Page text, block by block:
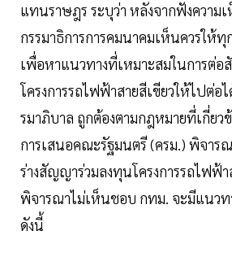
แทนราษฎร ระบุว่า หลังจากฟังความ
กรรมาธิการการคมนาคมเห็นควรให้
เพื่อหาแนวทางที่เหมาะสมในการต่
โครงการรถไฟฟ้าสายสีเขียวให้ไปต่อ
รมาภิบาล ถูกต้องตามกฎหมายที่เกี่ย
การเสนอคณะรัฐมนตรี (ครม.) พิจาร
ร่างสัญญาร่วมลงทุนโครงการรถไฟฟ้า
พิจารณาไม่เห็นชอบ กทม. จะมีแนวท
ดังนี้